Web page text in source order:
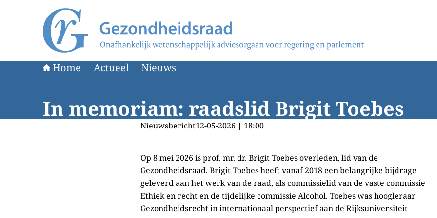
Naar de homepage van Gezondheidsraad
Home Actueel Nieuws
In memoriam: raadslid Brigit Toebes
Nieuwsbericht12-05-2026 | 18:00
Op 8 mei 2026 is prof. mr. dr. Brigit Toebes overleden, lid van de
Gezondheidsraad. Brigit Toebes heeft vanaf 2018 een belangrijke bijdrage
geleverd aan het werk van de raad, als commissielid van de vaste commissie
Ethiek en recht en de tijdelijke commissie Alcohol. Toebes was hoogleraar
Gezondheidsrecht in internationaal perspectief aan de Rijksuniversiteit